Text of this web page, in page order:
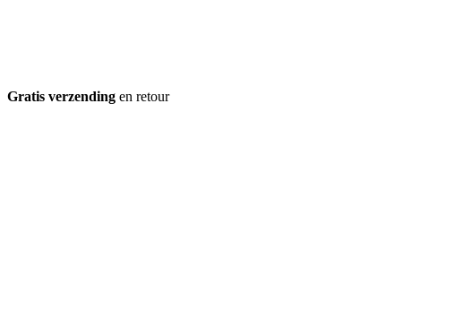
Gratis verzending en retour